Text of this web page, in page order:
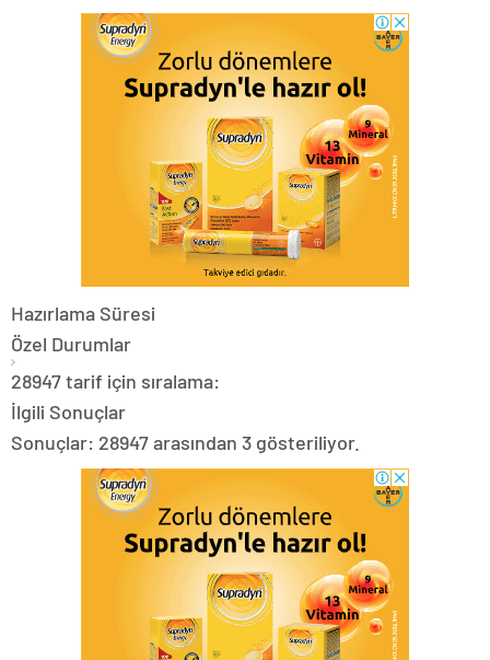
Hazırlama Süresi
Özel Durumlar
28947 tarif için sıralama:
İlgili Sonuçlar
Sonuçlar: 28947 arasından 3 gösteriliyor.